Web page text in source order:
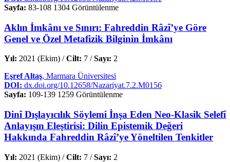
Sayfa: 83-108 1304 Görüntülenme
Aklın İmkânı ve Sınırı: Fahreddin Râzî’ye Göre
Genel ve Özel Metafizik Bilginin İmkânı
Yıl: 2021 (Ekim) /Cilt: 7 /Sayı: 2
Eşref Altaş, Marmara Üniversitesi
DOI: dx.doi.org/10.12658/Nazariyat.7.2.M0156
Sayfa: 109-139 1259 Görüntülenme
Dinî Dışlayıcılık Söylemi İnşa Eden Neo-Klasik Selefî
Anlayışın Eleştirisi: Dilin Epistemik Değeri
Hakkında Fahreddin Râzî’ye Yöneltilen Tenkitler
Yıl: 2021 (Ekim) /Cilt: 7 /Sayı: 2